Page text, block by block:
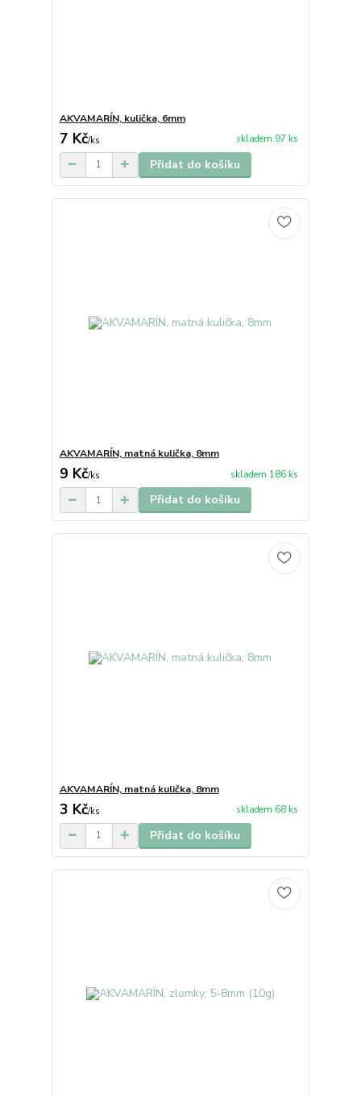
AKVAMARÍN, kulička, 6mm
7 Kč/ks skladem 97 ks
Přidat do košíku
AKVAMARÍN, matná kulička, 8mm
9 Kč/ks skladem 186 ks
Přidat do košíku
AKVAMARÍN, matná kulička, 8mm
3 Kč/ks skladem 68 ks
Přidat do košíku